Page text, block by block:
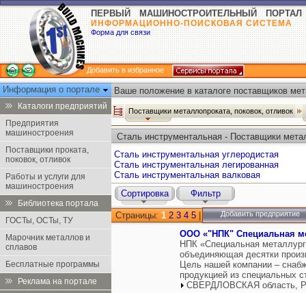
ПЕРВЫЙ МАШИНОСТРОИТЕЛЬНЫЙ ПОРТАЛ
ИНФОРМАЦИОННО-ПОИСКОВАЯ СИСТЕМА
Форма для связи
Добавить в избранное
Информация о портале
Каталоги предприятий
Предприятия
машиностроения
Поставщики проката,
поковок, отливок
Работы и услуги для
машиностроения
Библиотека портала
ГОСТы, ОСТы, ТУ
Марочник металлов и
сплавов
Бесплатные программы
Реклама на портале
Ваше положение в каталоге поставщиков
Поставщики металлопроката, поковок, отливок
Сталь инструментальная - Поставщики
Сталь инструментальная углеродистая
Сталь инструментальная легированная
Сталь инструментальная валковая
Сортировка
Фильтр
Страницы: 1 2 3 4 5 Добавить предприятие
ООО «"НПК" Специальная
НПК «Специальная
объединяющая десятки
Цель нашей компании –
продукцией из специальных
СВЕРДЛОВСКАЯ область,